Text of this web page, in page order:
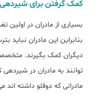
کمک گرفتن برای شیردهی
بسیاری از مادران در اولین
بنابراین این مادران نباید
دیگران کمک بگیرند.
توانند به مادران در
مادرانی که دوقلو داشته